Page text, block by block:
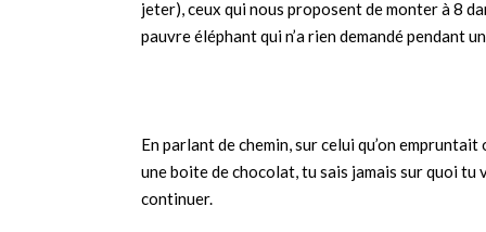
jeter), ceux qui nous proposent de monter à 8
pauvre éléphant qui n’a rien demandé pendant
En parlant de chemin, sur celui qu’on
une boite de chocolat, tu sais jamais sur quoi tu
continuer.